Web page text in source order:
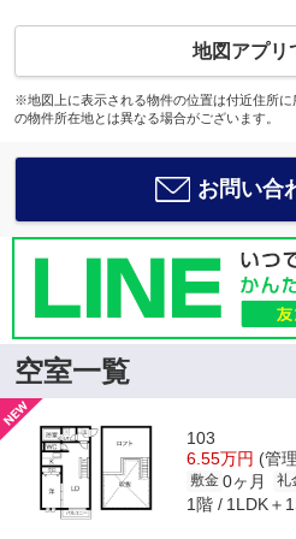
地図アプリ
※地図上に表示される物件の位置は付近住所
の物件所在地とは異なる場合がございます。
お問い合
空室一覧
103
6.55万円 (管
敷金 0ヶ月 礼
1階 1LDK＋